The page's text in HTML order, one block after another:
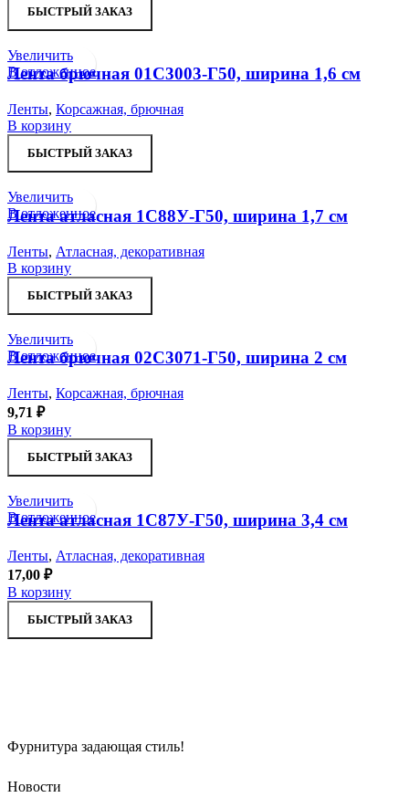
БЫСТРЫЙ ЗАКАЗ
Увеличить
В отложенное
Лента брючная 01С3003-Г50, ширина 1,6 см
Ленты, Корсажная, брючная
В корзину
БЫСТРЫЙ ЗАКАЗ
Увеличить
В отложенное
Лента атласная 1С88У-Г50, ширина 1,7 см
Ленты, Атласная, декоративная
В корзину
БЫСТРЫЙ ЗАКАЗ
Увеличить
В отложенное
Лента брючная 02С3071-Г50, ширина 2 см
Ленты, Корсажная, брючная
9,71 ₽
В корзину
БЫСТРЫЙ ЗАКАЗ
Увеличить
В отложенное
Лента атласная 1С87У-Г50, ширина 3,4 см
Ленты, Атласная, декоративная
17,00 ₽
В корзину
БЫСТРЫЙ ЗАКАЗ
Фурнитура задающая стиль!
Новости